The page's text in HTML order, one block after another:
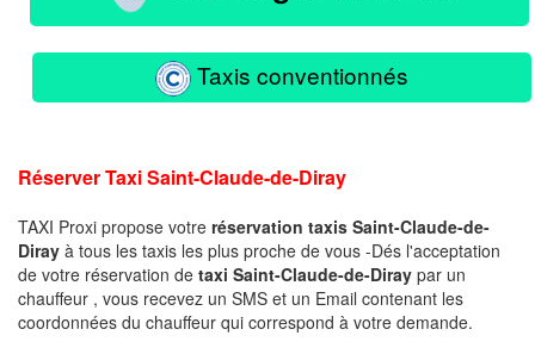
Taxis conventionnés
Réserver Taxi Saint-Claude-de-Diray
TAXI Proxi propose votre réservation taxis Saint-Claude-de-
Diray à tous les taxis les plus proche de vous -Dés l'acceptation
de votre réservation de taxi Saint-Claude-de-Diray par un
chauffeur , vous recevez un SMS et un Email contenant les
coordonnées du chauffeur qui correspond à votre demande.